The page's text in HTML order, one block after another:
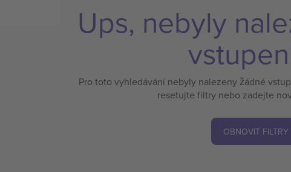
Ups, nebyly
Pro toto vyhledávání nebyly nalezeny žádné
resetujte filtry nebo zadejte
OBNOVIT FILTRY